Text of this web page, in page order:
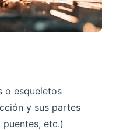
o esqueletos
y sus partes
etc.)